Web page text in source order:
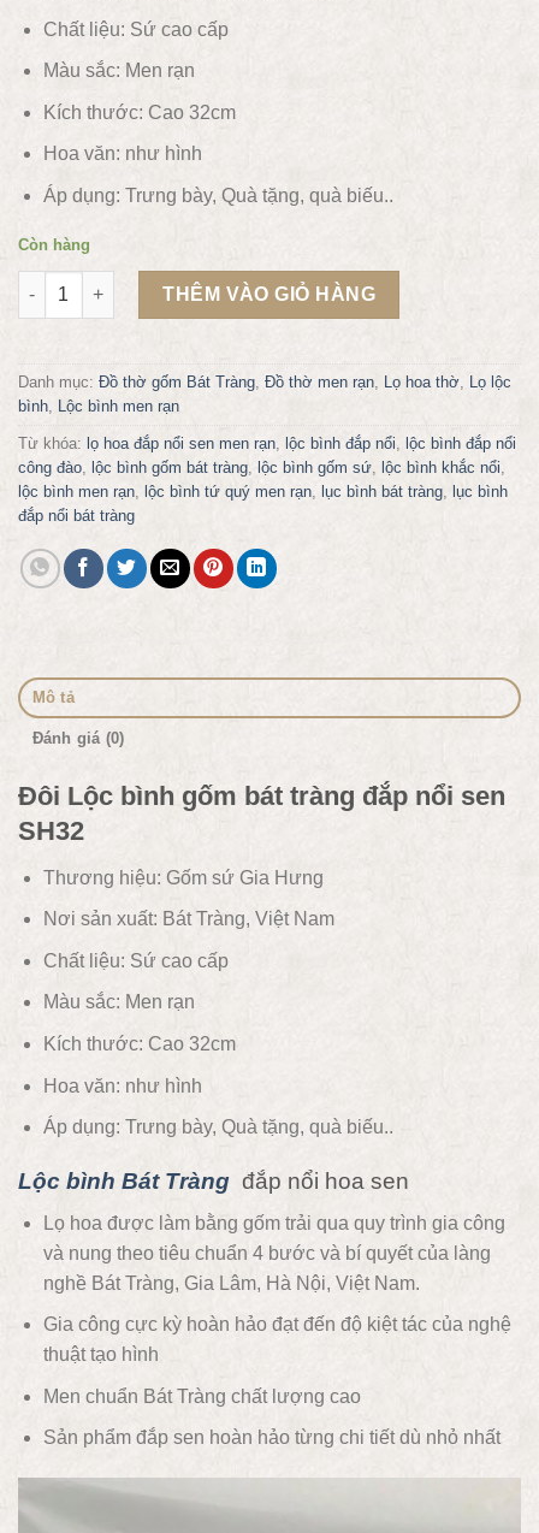
Chất liệu: Sứ cao cấp
Màu sắc: Men rạn
Kích thước: Cao 32cm
Hoa văn: như hình
Áp dụng: Trưng bày, Quà tặng, quà biếu..
Còn hàng
Đôi Lộc bình gốm bát tràng đắp nổi sen SH32 số lượng
THÊM VÀO GIỎ HÀNG
Danh mục: Đồ thờ gốm Bát Tràng Đồ thờ men rạn Lọ hoa thờ Lọ lộc
bình Lộc bình men rạn
Từ khóa: lọ hoa đắp nổi sen men rạn lộc bình đắp nổi lộc bình đắp nổi
công đào lộc bình gốm bát tràng lộc bình gốm sứ lộc bình khắc nổi
lộc bình men rạn lộc bình tứ quý men rạn lục bình bát tràng lục bình
đắp nổi bát tràng
Mô tả
Đánh giá (0)
Đôi Lộc bình gốm bát tràng đắp nổi sen
SH32
Thương hiệu: Gốm sứ Gia Hưng
Nơi sản xuất: Bát Tràng, Việt Nam
Chất liệu: Sứ cao cấp
Màu sắc: Men rạn
Kích thước: Cao 32cm
Hoa văn: như hình
Áp dụng: Trưng bày, Quà tặng, quà biếu..
Lộc bình Bát Tràng đắp nổi hoa sen
Lọ hoa được làm bằng gốm trải qua quy trình gia công
và nung theo tiêu chuẩn 4 bước và bí quyết của làng
nghề Bát Tràng, Gia Lâm, Hà Nội, Việt Nam.
Gia công cực kỳ hoàn hảo đạt đến độ kiệt tác của nghệ
thuật tạo hình
Men chuẩn Bát Tràng chất lượng cao
Sản phẩm đắp sen hoàn hảo từng chi tiết dù nhỏ nhất